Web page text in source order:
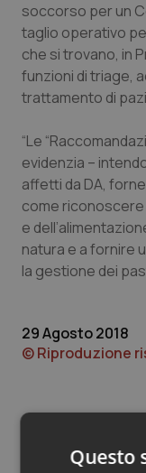
Umbria
Valle D’Aosta
Oftalmologia
Oncologia
Psoriasi &
Quotidiano
Quotidiano
Rene &
soccorso per un
taglio operativo
che si trovano, in
funzioni di triage,
trattamento di
“Le
evidenzia –
affetti da DA,
come riconoscere
e
natura e a fornire
la gestione dei
29 Agosto 2018
© Riproduzione
Questo